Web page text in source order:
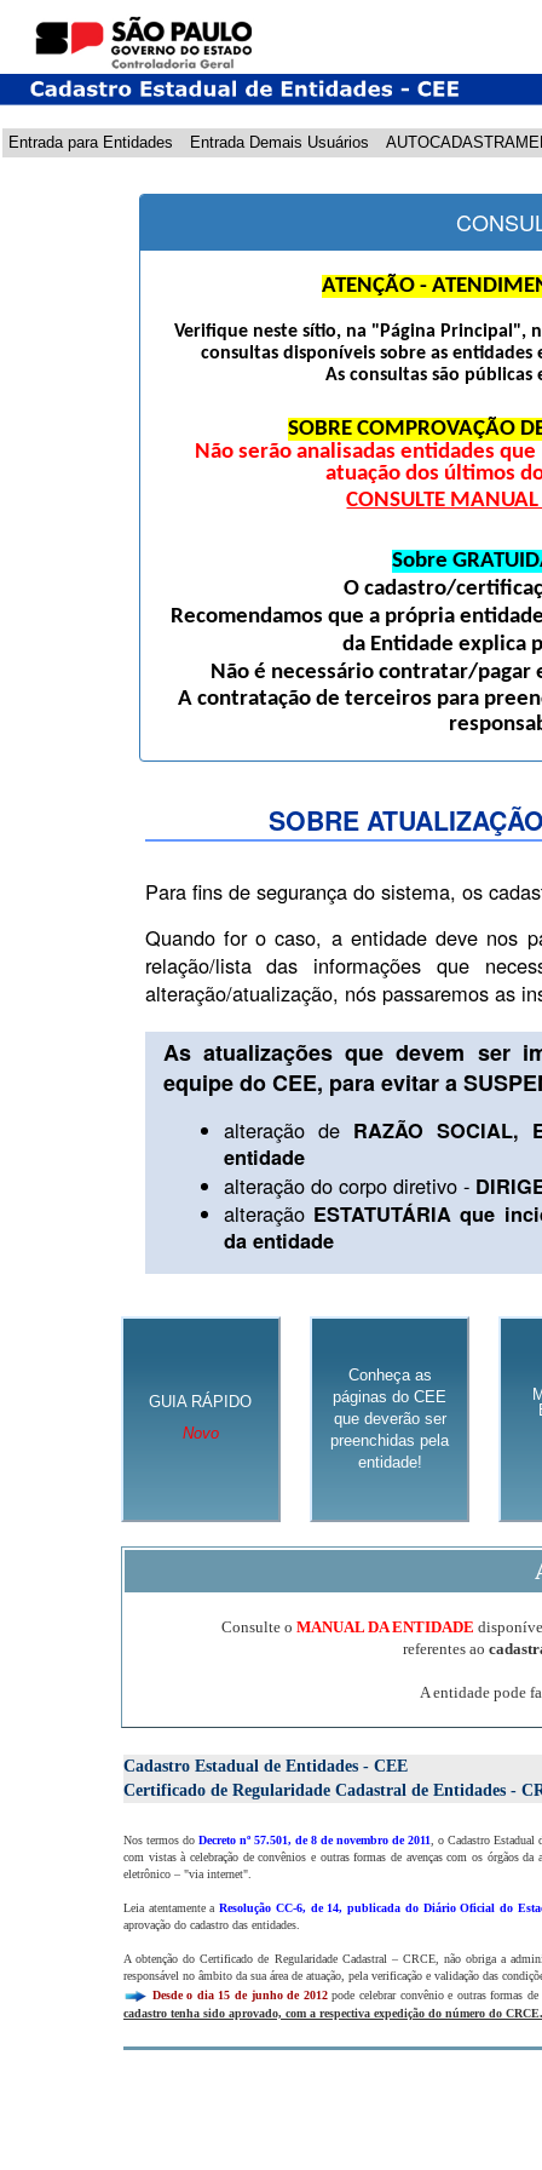
Entrada para Entidades Entrada Demais Usuários
ATENÇÃO -
Verifique neste sítio, na "Página Principal",
consultas disponíveis sobre as entidades
As consultas são públicas
SOBRE COMPROVAÇÃO
Não serão analisadas entidades
atuação dos últimos
CONSULTE
Sobre
O cadastro/
Recomendamos que a própria
da Entidade explica
Não é necessário contratar/
A contratação de terceiros para
SOBRE
Para fins de segurança do sistema, os
Quando for o caso, a entidade deve nos
relação/lista das informações que
alteração/atualização, nós passaremos as
As atualizações que devem ser
equipe do CEE, para evitar a
alteração de RAZÃO SOCIAL,
entidade
alteração do corpo diretivo -
alteração ESTATUTÁRIA que
da entidade
GUIA RÁPIDO
Novo
Conheça as
páginas do CEE
que deverão ser
preenchidas pela
entidade!
Consulte o MANUAL DA ENTIDADE
referentes ao
A entidade pode
Cadastro Estadual de Entidades - CEE
Certificado de Regularidade Cadastral de Entidades -
Nos termos do Decreto nº 57.501, de 8 de novembro de 2011 , o Cadastro
com vistas à celebração de convênios e outras formas de avenças com os órgãos
eletrônico – "via internet".
Leia atentamente aResolução CC-6, de 14, publicada do Diário Oficial do
aprovação do cadastro das entidades.
A obtenção do Certificado de Regularidade Cadastral – CRCE, não obriga a
responsável no âmbito da sua área de atuação, pela verificação e validação das
Desde o dia 15 de junho de 2012pode celebrar convênio e outras formas
cadastro tenha sido aprovado, com a respectiva expedição do número do CRCE.